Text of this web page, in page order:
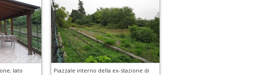
lato
Piazzale interno della ex-stazione di